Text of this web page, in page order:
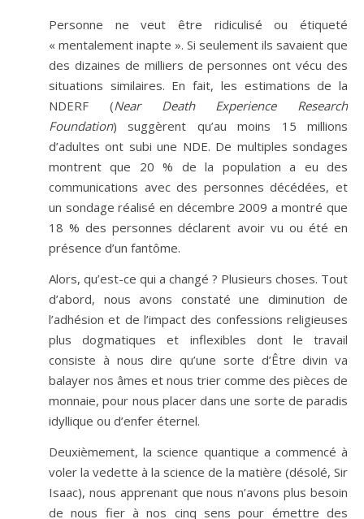
Personne ne veut être ridiculisé ou étiqueté
« mentalement inapte ». Si seulement ils savaient que
des dizaines de milliers de personnes ont vécu des
situations similaires. En fait, les estimations de la
NDERF (Near Death Experience Research
Foundation) suggèrent qu’au moins 15 millions
d’adultes ont subi une NDE. De multiples sondages
montrent que 20 % de la population a eu des
communications avec des personnes décédées, et
un sondage réalisé en décembre 2009 a montré que
18 % des personnes déclarent avoir vu ou été en
présence d’un fantôme.
Alors, qu’est-ce qui a changé ? Plusieurs choses. Tout
d’abord, nous avons constaté une diminution de
l’adhésion et de l’impact des confessions religieuses
plus dogmatiques et inflexibles dont le travail
consiste à nous dire qu’une sorte d’Être divin va
balayer nos âmes et nous trier comme des pièces de
monnaie, pour nous placer dans une sorte de paradis
idyllique ou d’enfer éternel.
Deuxièmement, la science quantique a commencé à
voler la vedette à la science de la matière (désolé, Sir
Isaac), nous apprenant que nous n’avons plus besoin
de nous fier à nos cinq sens pour émettre des